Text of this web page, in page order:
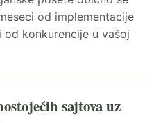
od implementacije
konkurencije u vašoj
sajtova uz